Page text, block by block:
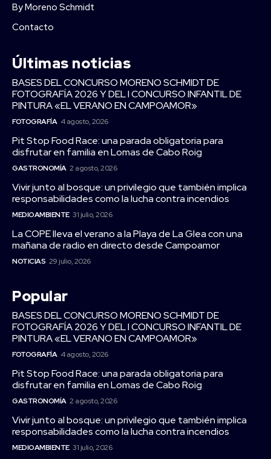
By Moreno Schmidt
Contacto
Últimas noticias
BASES DEL CONCURSO MORENO SCHMIDT DE
FOTOGRAFÍA 2026 Y DEL I CONCURSO INFANTIL DE
PINTURA «EL VERANO EN CAMPOAMOR»
FOTOGRAFÍA 4 agosto, 2026
Pit Stop Food Race: una parada obligatoria para
disfrutar en familia en Lomas de Cabo Roig
GASTRONOMÍA 2 agosto, 2026
Vivir junto al bosque: un privilegio que también implica
responsabilidades como la lucha contra incendios
MEDIOAMBIENTE 31 julio, 2026
La COPE lleva el verano a la Playa de La Glea con una
mañana de radio en directo desde Campoamor
NOTICIAS 29 julio, 2026
Popular
BASES DEL CONCURSO MORENO SCHMIDT DE
FOTOGRAFÍA 2026 Y DEL I CONCURSO INFANTIL DE
PINTURA «EL VERANO EN CAMPOAMOR»
FOTOGRAFÍA 4 agosto, 2026
Pit Stop Food Race: una parada obligatoria para
disfrutar en familia en Lomas de Cabo Roig
GASTRONOMÍA 2 agosto, 2026
Vivir junto al bosque: un privilegio que también implica
responsabilidades como la lucha contra incendios
MEDIOAMBIENTE 31 julio, 2026